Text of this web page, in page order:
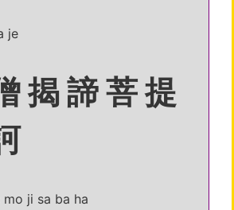
je
揭 諦 菩 提
ji sa ba ha